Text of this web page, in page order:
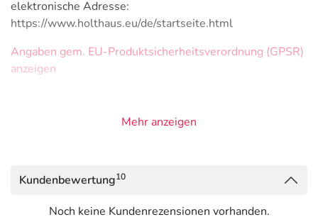
elektronische Adresse:
https://www.holthaus.eu/de/startseite.html
Angaben gem. EU-Produktsicherheitsverordnung (GPSR)
anzeigen
Mehr anzeigen
Kundenbewertung10
Noch keine Kundenrezensionen vorhanden.